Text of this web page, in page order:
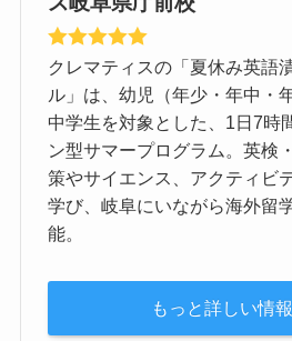
クレマティスの「夏休み英語
ル」は、幼児（年少・年中・
中学生を対象とした、1日7時
ン型サマープログラム。英検
策やサイエンス、アクティビ
学び、岐阜にいながら海外留
能。
もっと詳しい情